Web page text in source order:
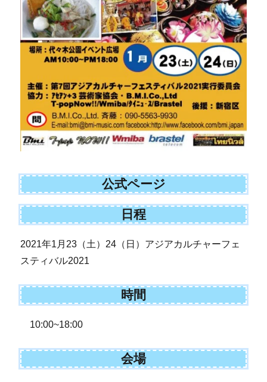
公式ページ
日程
2021年1月23（土）24（日）アジアカルチャーフェ
スティバル2021
時間
10:00~18:00
会場